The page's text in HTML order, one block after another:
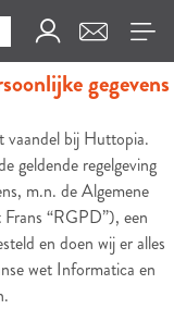
gegevens
vaandel bij Huttopia.
geldende regelgeving
m.n. de Algemene
“RGPD”), een
en doen wij er alles
wet Informatica en